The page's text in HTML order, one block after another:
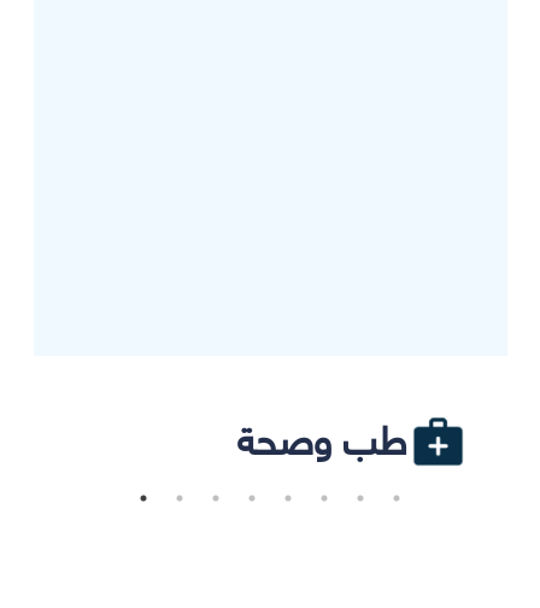
طب وصحة